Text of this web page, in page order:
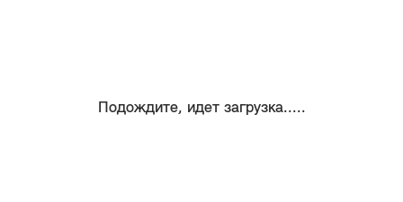
Подождите, идет загрузка.....